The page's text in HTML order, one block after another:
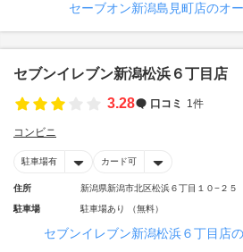
セーブオン新潟島見町店のオ
セブンイレブン新潟松浜６丁目店
3.28
口コミ 1件
コンビニ
駐車場有 カード可
住所 新潟県新潟市北区松浜６丁目１０−２５
駐車場 駐車場あり （無料）
セブンイレブン新潟松浜６丁目店